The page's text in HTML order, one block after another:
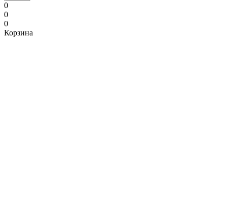
0
0
0
Корзина